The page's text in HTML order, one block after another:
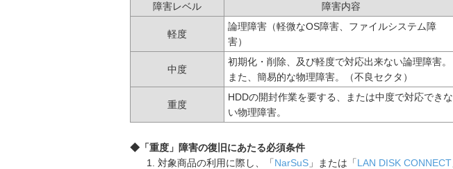
障害レベル 障害内容
軽度
論理障害（軽微なOS障害、ファイルシステム障
害）
中度
初期化・削除、及び軽度で対応出来ない論理障害。
また、簡易的な物理障害。（不良セクタ）
重度
HDDの開封作業を要する、または中度で対応できな
い物理障害。
◆「重度」障害の復旧にあたる必須条件
対象商品の利用に際し、「NarSuS 」または「LAN DISK CONNECT